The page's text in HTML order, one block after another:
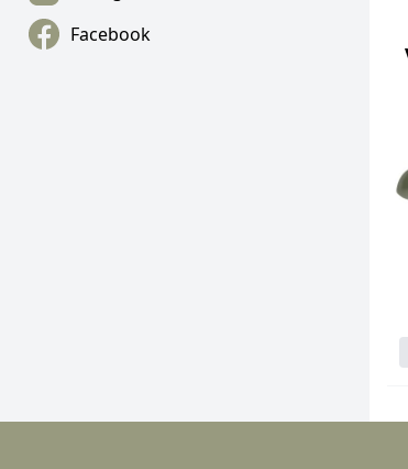
Facebook